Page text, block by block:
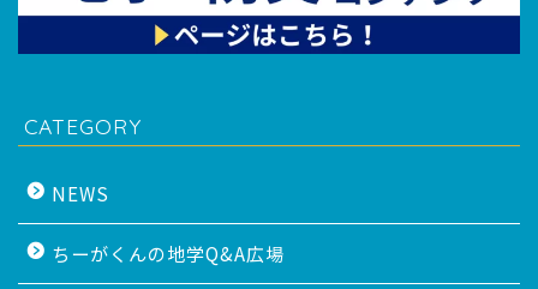
CATEGORY
NEWS
ちーがくんの地学Q&A広場